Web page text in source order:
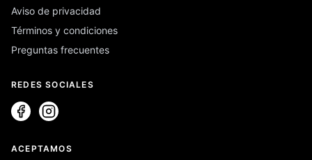
Aviso de privacidad
Términos y condiciones
Preguntas frecuentes
REDES SOCIALES
ACEPTAMOS